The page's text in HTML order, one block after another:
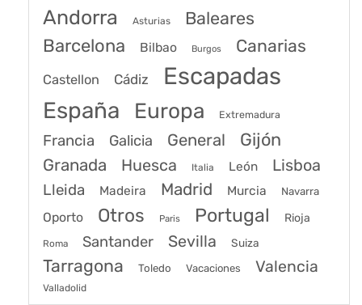
Andorra Asturias Baleares
Barcelona Bilbao Burgos Canarias
Castellon Cádiz Escapadas
España Europa Extremadura
Francia Galicia General Gijón
Granada Huesca Italia León Lisboa
Lleida Madeira Madrid Murcia Navarra
Oporto Otros Paris Portugal Rioja
Roma Santander Sevilla Suiza
Tarragona Toledo Vacaciones Valencia
Valladolid